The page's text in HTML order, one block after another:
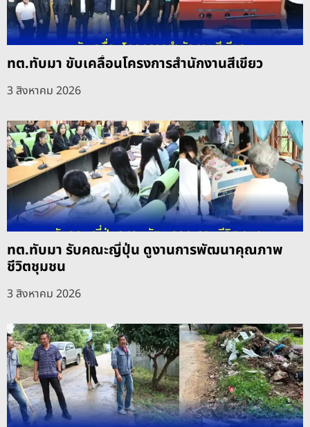
ทต.ทับมา ขับเคลื่อนโครงการสำนักงานสีเขียว
3 สิงหาคม 2026
ทต.ทับมา รับคณะญี่ปุ่น ดูงานการพัฒนาคุณภาพ
ชีวิตชุมชน
3 สิงหาคม 2026